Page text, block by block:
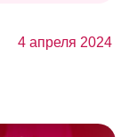
4 апреля 2024